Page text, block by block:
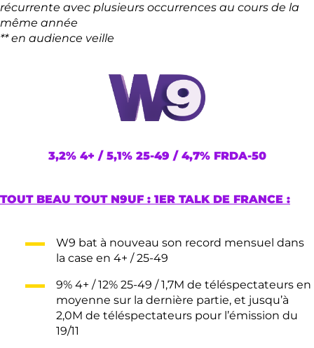
récurrente avec plusieurs occurrences au cours de la
même année
** en audience veille
3,2% 4+ / 5,1% 25-49 / 4,7% FRDA-50
TOUT BEAU TOUT N9UF : 1ER TALK DE FRANCE :
W9 bat à nouveau son record mensuel dans
la case en 4+ / 25-49
9% 4+ / 12% 25-49 / 1,7M de téléspectateurs en
moyenne sur la dernière partie, et jusqu’à
2,0M de téléspectateurs pour l’émission du
19/11